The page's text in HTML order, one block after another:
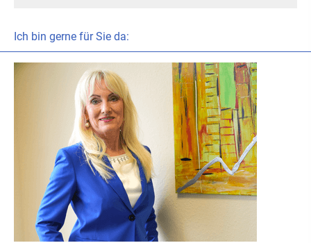
Ich bin gerne für Sie da: